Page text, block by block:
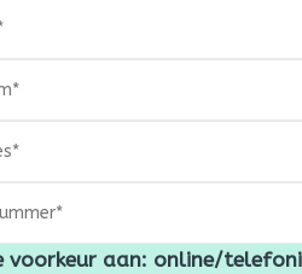
voorkeur aan: online/